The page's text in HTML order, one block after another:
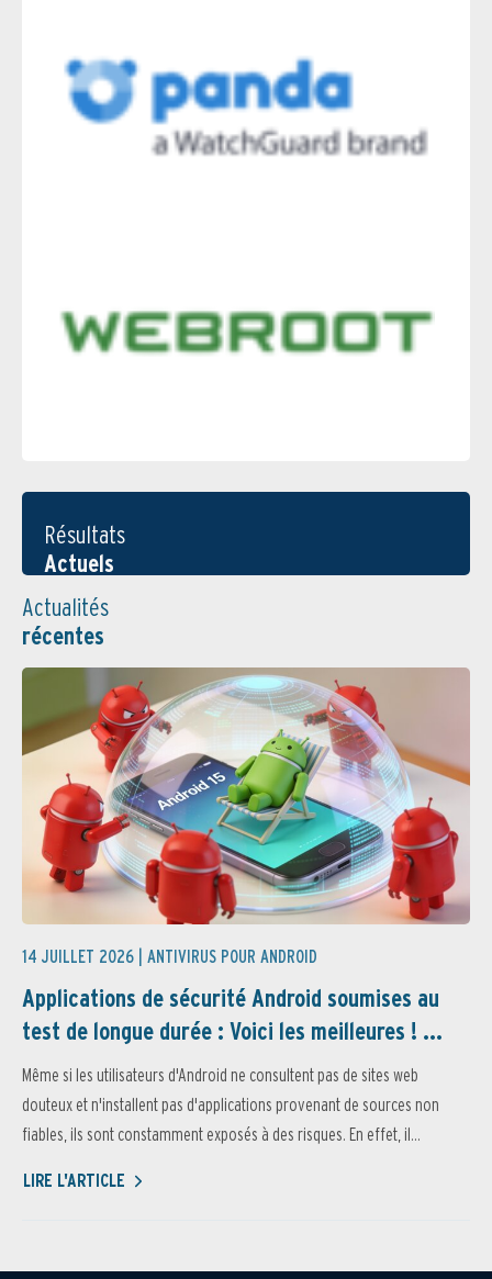
Résultats
Actuels
Actualités
récentes
14 JUILLET 2026 | ANTIVIRUS POUR ANDROID
Applications de sécurité Android soumises au
test de longue durée : Voici les meilleures ! ...
Même si les utilisateurs d'Android ne consultent pas de sites web
douteux et n'installent pas d'applications provenant de sources non
fiables, ils sont constamment exposés à des risques. En effet, il...
LIRE L'ARTICLE